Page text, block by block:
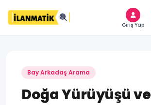
Giriş Yap
Bay Arkadaş Arama
Doğa Yürüyüşü ve